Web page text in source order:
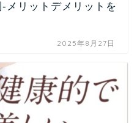
メリットデメリットを
2025年8月27日